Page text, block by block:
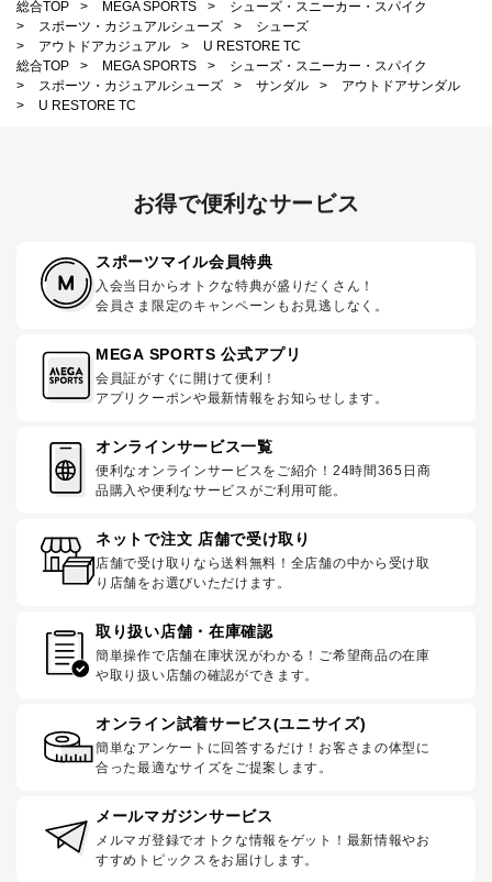
総合TOP
> MEGA SPORTS >
シューズ・スニーカー・スパイク
>
スポーツ・カジュアルシューズ >
シューズ
>
アウトドアカジュアル >
U RESTORE TC
総合TOP
> MEGA SPORTS >
シューズ・スニーカー・スパイク
>
スポーツ・カジュアルシューズ > サンダル >
アウトドアサンダル
>
U RESTORE TC
お得で便利なサービス
スポーツマイル会員特典
入会当日からオトクな特典が盛りだくさん！
会員さま限定のキャンペーンもお見逃しなく。
MEGA SPORTS 公式アプリ
会員証がすぐに開けて便利！
アプリクーポンや最新情報をお知らせします。
オンラインサービス一覧
便利なオンラインサービスをご紹介！24時間365日商
品購入や便利なサービスがご利用可能。
ネットで注文 店舗で受け取り
店舗で受け取りなら送料無料！全店舗の中から受け取
り店舗をお選びいただけます。
取り扱い店舗・在庫確認
簡単操作で店舗在庫状況がわかる！ご希望商品の在庫
や取り扱い店舗の確認ができます。
オンライン試着サービス(ユニサイズ)
簡単なアンケートに回答するだけ！お客さまの体型に
合った最適なサイズをご提案します。
メールマガジンサービス
メルマガ登録でオトクな情報をゲット！最新情報やお
すすめトピックスをお届けします。